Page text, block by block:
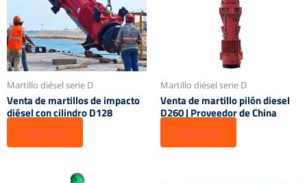
Martillo diésel serie D
Venta de martillos de impacto
diésel con cilindro D128
Leer más
Martillo diésel serie D
Venta de martillo pilón diesel
D260 | Proveedor de China
Leer más